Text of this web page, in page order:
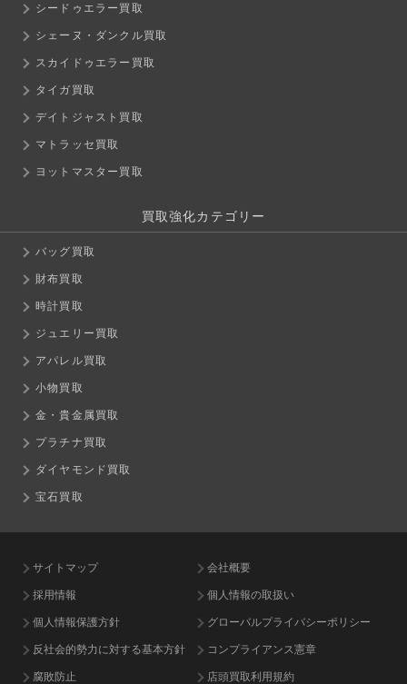
シードゥエラー買取
シェーヌ・ダンクル買取
スカイドゥエラー買取
タイガ買取
デイトジャスト買取
マトラッセ買取
ヨットマスター買取
買取強化カテゴリー
バッグ買取
財布買取
時計買取
ジュエリー買取
アパレル買取
小物買取
金・貴金属買取
プラチナ買取
ダイヤモンド買取
宝石買取
サイトマップ 会社概要
採用情報 個人情報の取扱い
個人情報保護方針 グローバルプライバシーポリシー
反社会的勢力に対する基本方針 コンプライアンス憲章
腐敗防止 店頭買取利用規約